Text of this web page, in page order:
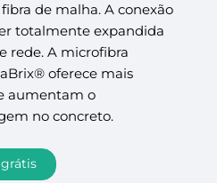
de malha. A conexão
totalmente expandida
rede. A microfibra
oferece mais
aumentam o
no concreto.